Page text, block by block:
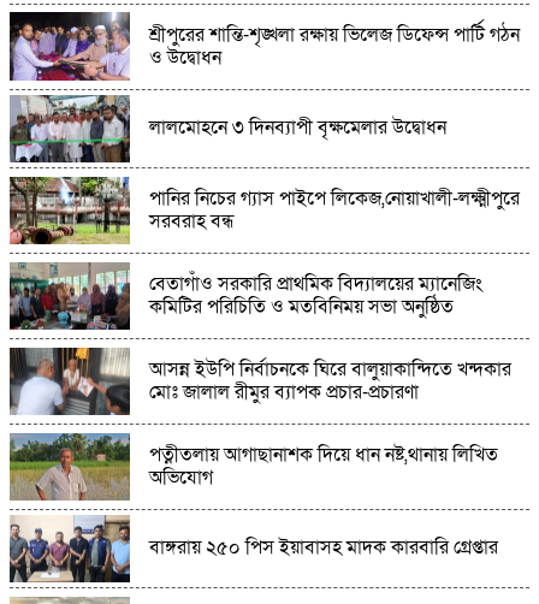
পত্নীতলায় চোলাইমদ ও মদ তৈরির উপকরণসহ নারী
আটক
পোরশায় যুবদলের বৃক্ষরোপণ কর্মসূচির প্রস্তুতি সভা
সাতবাড়িয়ার প্রবীণ ব্যক্তিত্ব সাবেক মেম্বার আলহাজ্ব
গোলাম নবী'র ইন্তেকাল
সাতক্ষীরায় ছাত্রলীগের হামলায় জেলা ছাত্রদলের সিনি.
সহ-সভাপতিসহ আহত-১০
শ্রীপুরের শান্তি-শৃঙ্খলা রক্ষায় ভিলেজ ডিফেন্স পার্টি গঠন
ও উদ্বোধন
লালমোহনে ৩ দিনব্যাপী বৃক্ষমেলার উদ্বোধন
পানির নিচের গ্যাস পাইপে লিকেজ,নোয়াখালী-লক্ষ্মীপুরে
সরবরাহ বন্ধ
বেতাগাঁও সরকারি প্রাথমিক বিদ্যালয়ের ম্যানেজিং
কমিটির পরিচিতি ও মতবিনিময় সভা অনুষ্ঠিত
আসন্ন ইউপি নির্বাচনকে ঘিরে বালুয়াকান্দিতে খন্দকার
মোঃ জালাল রীমুর ব্যাপক প্রচার-প্রচারণা
পত্নীতলায় আগাছানাশক দিয়ে ধান নষ্ট,থানায় লিখিত
অভিযোগ
বাঙ্গরায় ২৫০ পিস ইয়াবাসহ মাদক কারবারি গ্রেপ্তার